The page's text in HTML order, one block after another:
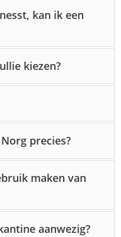
kan ik een
kiezen?
precies?
maken van
aanwezig?